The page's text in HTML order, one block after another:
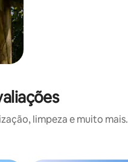
limpeza e muito mais.